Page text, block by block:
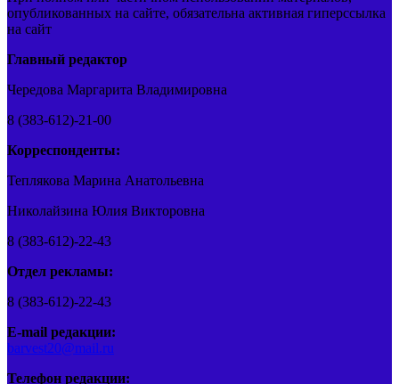
опубликованных на сайте, обязательна активная гиперссылка
на сайт
Главный редактор
Чередова Маргарита Владимировна
8 (383-612)-21-00
Корреспонденты:
Теплякова Марина Анатольевна
Николайзина Юлия Викторовна
8 (383-612)-22-43
Отдел рекламы:
8 (383-612)-22-43
E-mail редакции:
barvest20@mail.ru
Телефон редакции: